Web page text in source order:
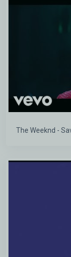
The Weeknd -